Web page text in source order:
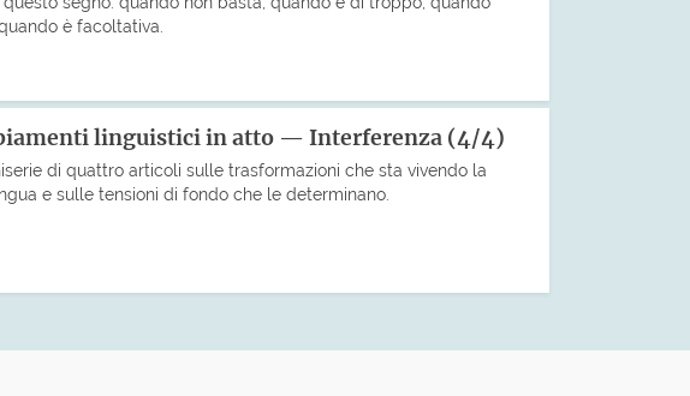
è facoltativa.
linguistici in atto — Interferenza (4/4)
di quattro articoli sulle trasformazioni che sta vivendo la
e sulle tensioni di fondo che le determinano.